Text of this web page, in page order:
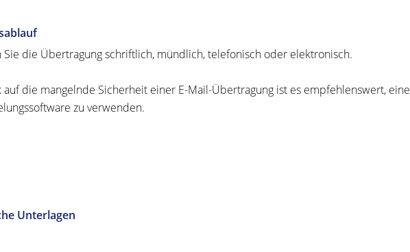
Sie die Übertragung schriftlich, mündlich, telefonisch oder elektronisch.
die mangelnde Sicherheit einer E-Mail-Übertragung ist es empfehlenswert, eine
zu verwenden.
Unterlagen